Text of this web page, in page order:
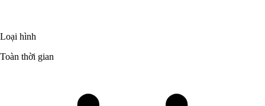
Loại hình
Toàn thời gian